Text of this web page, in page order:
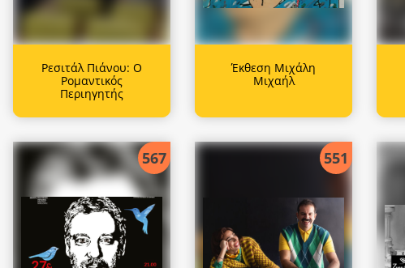
Ρεσιτάλ Πιάνου: Ο
Ρομαντικός
Περιηγητής
Έκθεση Μιχάλη
Μιχαήλ
567 551